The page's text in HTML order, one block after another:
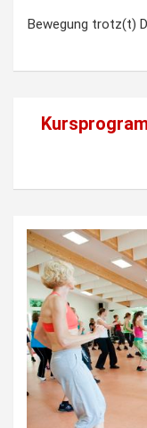
Bewegung trotz(t)